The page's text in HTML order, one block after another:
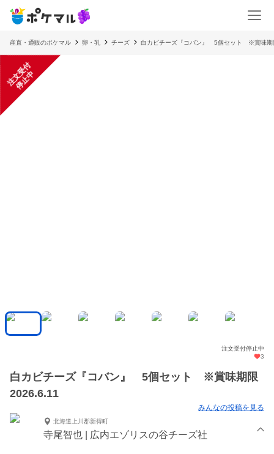
産直・通販のポケマル 卵・乳 チーズ 白カビチーズ『コバン』 5個セット ※賞味期
注
文
受
付
停
止
中
注文受付停止中
3
白カビチーズ『コバン』 5個セット ※賞味期限
2026.6.11
みんなの投稿を見る
北海道上川郡新得町
寺尾智也 | 広内エゾリスの谷チーズ社